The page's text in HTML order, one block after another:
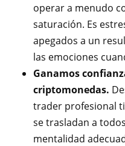
operar a menudo
saturación. Es
apegados a un
las emociones
Ganamos
criptomonedas.
trader profesional
se trasladan a
mentalidad